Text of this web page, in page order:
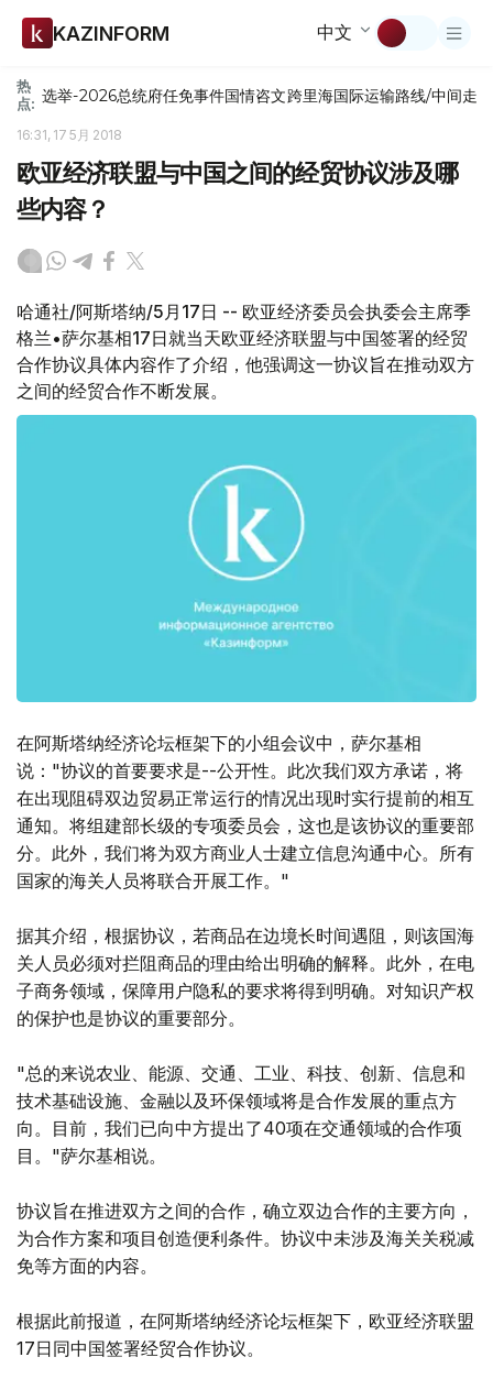
KAZINFORM 中文
热
点: 选举-2026总统府任免事件国情咨文跨里海国际运输路线/中间走廊
16:31, 17 5月 2018
欧亚经济联盟与中国之间的经贸协议涉及哪
些内容？
哈通社/阿斯塔纳/5月17日 -- 欧亚经济委员会执委会主席季
格兰•萨尔基相17日就当天欧亚经济联盟与中国签署的经贸
合作协议具体内容作了介绍，他强调这一协议旨在推动双方
之间的经贸合作不断发展。
在阿斯塔纳经济论坛框架下的小组会议中，萨尔基相
说："协议的首要要求是--公开性。此次我们双方承诺，将
在出现阻碍双边贸易正常运行的情况出现时实行提前的相互
通知。将组建部长级的专项委员会，这也是该协议的重要部
分。此外，我们将为双方商业人士建立信息沟通中心。所有
国家的海关人员将联合开展工作。"
据其介绍，根据协议，若商品在边境长时间遇阻，则该国海
关人员必须对拦阻商品的理由给出明确的解释。此外，在电
子商务领域，保障用户隐私的要求将得到明确。对知识产权
的保护也是协议的重要部分。
"总的来说农业、能源、交通、工业、科技、创新、信息和
技术基础设施、金融以及环保领域将是合作发展的重点方
向。目前，我们已向中方提出了40项在交通领域的合作项
目。"萨尔基相说。
协议旨在推进双方之间的合作，确立双边合作的主要方向，
为合作方案和项目创造便利条件。协议中未涉及海关关税减
免等方面的内容。
根据此前报道，在阿斯塔纳经济论坛框架下，欧亚经济联盟
17日同中国签署经贸合作协议。